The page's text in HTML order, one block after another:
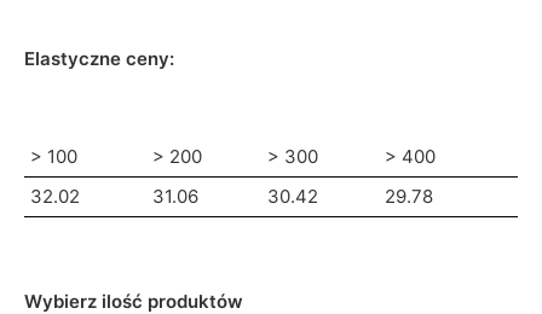
Elastyczne ceny:
> 100 > 200 > 300
> 400
32.02
31.06 30.42 29.78
Wybierz ilość produktów